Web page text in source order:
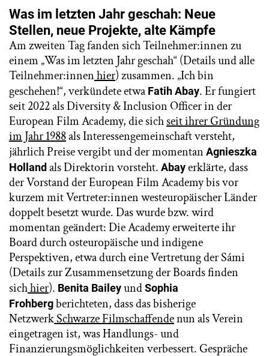
Was im letzten Jahr geschah: Neue
Stellen, neue Projekte, alte Kämpfe
Am zweiten Tag fanden sich Teilnehmer:innen zu
einem „Was im letzten Jahr geschah“ (Details und alle
Teilnehmer:innenhier) zusammen. „Ich bin
geschehen!“, verkündete etwa Fatih Abay. Er fungiert
seit 2022 als Diversity & Inclusion Officer in der
European Film Academy, die sichseit ihrer Gründung
im Jahr 1988als Interessengemeinschaft versteht,
jährlich Preise vergibt und der momentan Agnieszka
Hollandals Direktorin vorsteht. Abayerklärte, dass
der Vorstand der European Film Academy bis vor
kurzem mit Vertreter:innen westeuropäischer Länder
doppelt besetzt wurde. Das wurde bzw. wird
momentan geändert: Die Academy erweiterte ihr
Board durch osteuropäische und indigene
Perspektiven, etwa durch eine Vertretung der Sámi
(Details zur Zusammensetzung der Boards finden
sichhier). Benita BaileyundSophia
Frohbergberichteten, dass das bisherige
NetzwerkSchwarze Filmschaffendenun als Verein
eingetragen ist, was Handlungs- und
Finanzierungsmöglichkeiten verbessert. Gespräche